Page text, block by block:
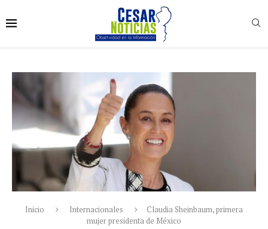
Inicio Internacionales
Claudia Sheinbaum, primera
mujer presidenta de México